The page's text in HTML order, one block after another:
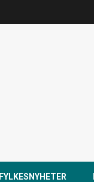
FYLKESNYHETER